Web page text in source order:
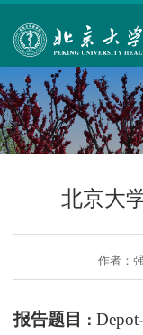
北京大
作者：
报告题目 ：